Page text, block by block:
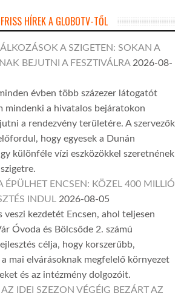
FRISS HÍREK A GLOBOTV-TŐL
A SZIGETEN: SOKAN A
BEJUTNI A FESZTIVÁLRA 2026-08-
évben több százezer látogatót
mindenki a hivatalos bejáratokon
a rendezvény területére. A szervezők
hogy egyesek a Dunán
különféle vízi eszközökkel szeretnének
ÉPÜLHET ENCSEN: KÖZEL 400 MILLIÓ
INDUL 2026-08-05
veszi kezdetét Encsen, ahol teljesen
Óvoda és Bölcsőde 2. számú
célja, hogy korszerűbb,
a mai elvárásoknak megfelelő környezet
és az intézmény dolgozóit.
AZ IDEI SZEZON VÉGÉIG BEZÁRT AZ